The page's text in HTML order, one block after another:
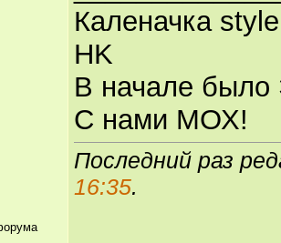
Каленачка style
HK
В начале
С нами МОХ!
Последний раз
16:35.